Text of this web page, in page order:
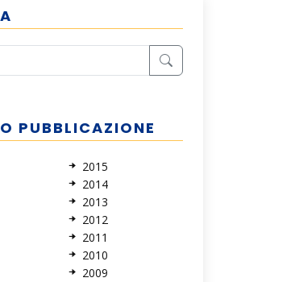
PUBBLICAZIONE
2015
2014
2013
2012
2011
2010
2009